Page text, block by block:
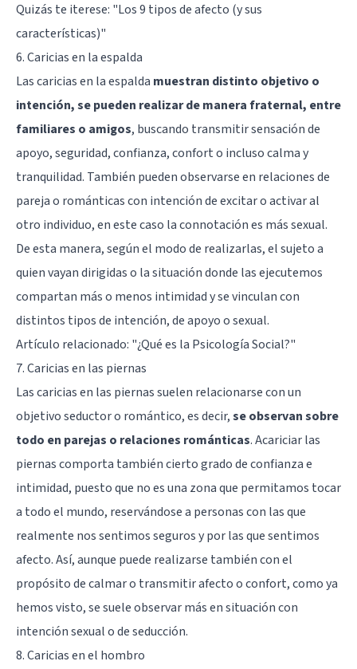
Quizás te iterese: "Los 9 tipos de afecto (y sus
características)"
6. Caricias en la espalda
Las caricias en la espalda muestran distinto objetivo o
intención, se pueden realizar de manera fraternal, entre
familiares o amigos, buscando transmitir sensación de
apoyo, seguridad, confianza, confort o incluso calma y
tranquilidad. También pueden observarse en relaciones de
pareja o románticas con intención de excitar o activar al
otro individuo, en este caso la connotación es más sexual.
De esta manera, según el modo de realizarlas, el sujeto a
quien vayan dirigidas o la situación donde las ejecutemos
compartan más o menos intimidad y se vinculan con
distintos tipos de intención, de apoyo o sexual.
Artículo relacionado: "¿Qué es la Psicología Social?"
7. Caricias en las piernas
Las caricias en las piernas suelen relacionarse con un
objetivo seductor o romántico, es decir,se observan sobre
todo en parejas o relaciones románticas. Acariciar las
piernas comporta también cierto grado de confianza e
intimidad, puesto que no es una zona que permitamos tocar
a todo el mundo, reservándose a personas con las que
realmente nos sentimos seguros y por las que sentimos
afecto. Así, aunque puede realizarse también con el
propósito de calmar o transmitir afecto o confort, como ya
hemos visto, se suele observar más en situación con
intención sexual o de seducción.
8. Caricias en el hombro